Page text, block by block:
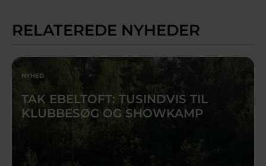
RELATEREDE NYHEDER
NYHED
TAK EBELTOFT: TUSINDVIS TIL
KLUBBESØG OG SHOWKAMP